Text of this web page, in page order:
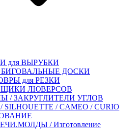
для ВЫРУБКИ
БИГОВАЛЬНЫЕ ДОСКИ
для РЕЗКИ
ЛЮВЕРСОВ
/ ЗАКРУГЛИТЕЛИ УГЛОВ
/ CAMEO / CURIO
/ Изготовление